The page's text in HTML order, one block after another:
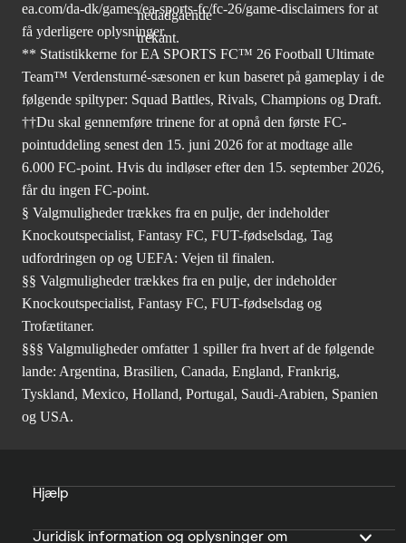
ea.com/da-dk/games/ea-sports-fc/fc-26/game-disclaimers for at
få yderligere oplysninger.
** Statistikkerne for EA SPORTS FC™ 26 Football Ultimate
Team™ Verdensturné-sæsonen er kun baseret på gameplay i de
følgende spiltyper: Squad Battles, Rivals, Champions og Draft.
††Du skal gennemføre trinene for at opnå den første FC-
pointuddeling senest den 15. juni 2026 for at modtage alle
6.000 FC-point. Hvis du indløser efter den 15. september 2026,
får du ingen FC-point.
§ Valgmuligheder trækkes fra en pulje, der indeholder
Knockoutspecialist, Fantasy FC, FUT-fødselsdag, Tag
udfordringen op og UEFA: Vejen til finalen.
§§ Valgmuligheder trækkes fra en pulje, der indeholder
Knockoutspecialist, Fantasy FC, FUT-fødselsdag og
Trofætitaner.
§§§ Valgmuligheder omfatter 1 spiller fra hvert af de følgende
lande: Argentina, Brasilien, Canada, England, Frankrig,
Tyskland, Mexico, Holland, Portugal, Saudi-Arabien, Spanien
og USA.
Hjælp
Juridisk information og oplysninger om